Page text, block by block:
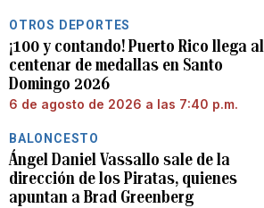
OTROS DEPORTES
¡100 y contando! Puerto Rico llega al
centenar de medallas en Santo
Domingo 2026
6 de agosto de 2026 a las 7:40 p.m.
BALONCESTO
Ángel Daniel Vassallo sale de la
dirección de los Piratas, quienes
apuntan a Brad Greenberg